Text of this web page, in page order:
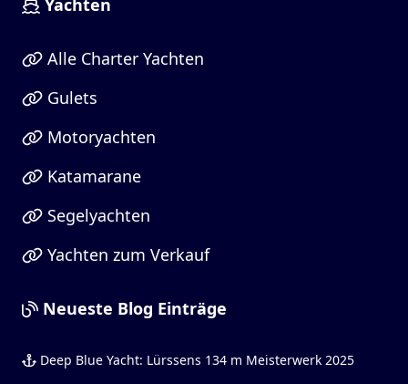
Yachten
Alle Charter Yachten
Gulets
Motoryachten
Katamarane
Segelyachten
Yachten zum Verkauf
Neueste Blog Einträge
Deep Blue Yacht: Lürssens 134 m Meisterwerk 2025